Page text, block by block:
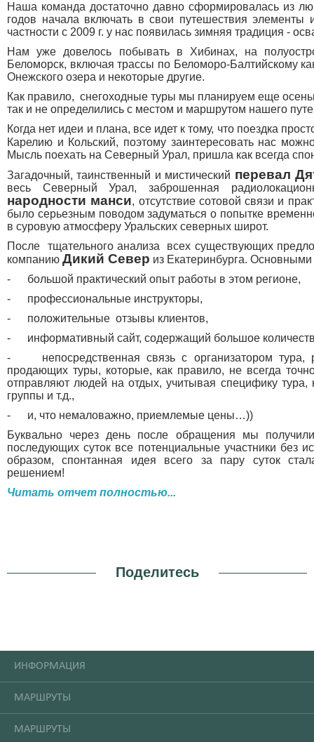
Наша команда достаточно давно сформировалась из
годов начала включать в свои путешествия элементы
частности c 2009 г. у нас появилась зимняя традиция -
Нам уже довелось побывать в Хибинах, на
Беломорск, включая трассы по Беломоро-Балтийскому
Онежского озера и некоторые другие.
Как правило, снегоходные туры мы планируем еще
так и не определились c местом и маршрутом нашего
Когда нет идеи и плана, все идет к тому, что поездка
Карелию и Кольский, поэтому заинтересовать нас
Мысль поехать на Северный Урал, пришла как всегда
Загадочный, таинственный и мистический перевал
весь Северный Урал, заброшенная
народности манси, отсутствие сотовой связи и
было серьезным поводом задуматься о попытке
в суровую атмосферу Уральских северных широт.
После тщательного анализа всех существующих
компанию Дикий Север из Екатеринбурга.
- большой практический опыт работы в этом регионе,
- профессиональные инструкторы,
- положительные отзывы клиентов,
- информативный сайт, содержащий большое
- непосредственная связь с организатором тура,
продающих туры, которые, как правило, не всегда
отправляют людей на отдых, учитывая специфику тура,
группы и т.д.,
- и, что немаловажно, приемлемые цены…))
Буквально через день после обращения мы
последующих суток все потенциальные участники без
образом, спонтанная идея всего за пару суток
решением!
Читать отчет полностью...
Поделитесь
ИНФОРМАЦИЯ
МАРШРУТЫ
МАРШРУТЫ